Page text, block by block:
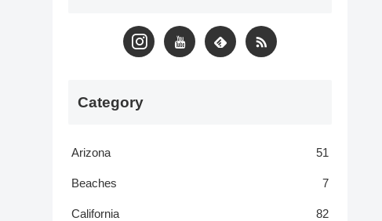
Category
Arizona 51
Beaches 7
California 82